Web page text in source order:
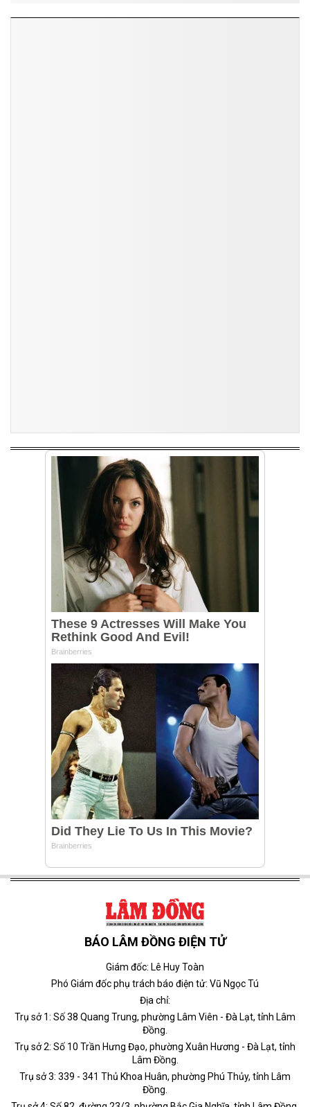
BÁO LÂM ĐỒNG ĐIỆN TỬ
Giám đốc: Lê Huy Toàn
Phó Giám đốc phụ trách báo điện tử: Vũ Ngọc Tú
Địa chỉ:
Trụ sở 1: Số 38 Quang Trung, phường Lâm Viên - Đà Lạt, tỉnh Lâm
Đồng.
Trụ sở 2: Số 10 Trần Hưng Đạo, phường Xuân Hương - Đà Lạt, tỉnh
Lâm Đồng.
Trụ sở 3: 339 - 341 Thủ Khoa Huân, phường Phú Thủy, tỉnh Lâm
Đồng.